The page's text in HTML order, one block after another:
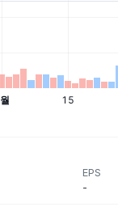
EPS
-